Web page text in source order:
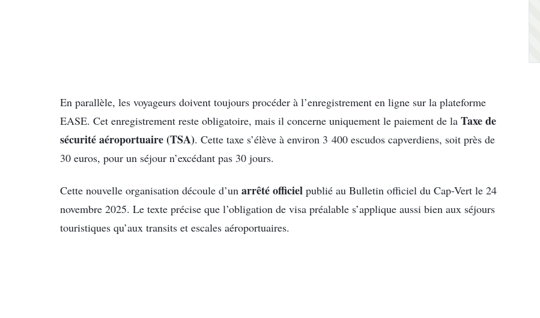
En parallèle, les voyageurs doivent toujours procéder à l’enregistrement en ligne sur la plateforme
EASE. Cet enregistrement reste obligatoire, mais il concerne uniquement le paiement de la Taxe de
sécurité aéroportuaire (TSA). Cette taxe s’élève à environ 3 400 escudos capverdiens, soit près de
30 euros, pour un séjour n’excédant pas 30 jours.
Cette nouvelle organisation découle d’un arrêté officiel publié au Bulletin officiel du Cap-Vert le 24
novembre 2025. Le texte précise que l’obligation de visa préalable s’applique aussi bien aux séjours
touristiques qu’aux transits et escales aéroportuaires.